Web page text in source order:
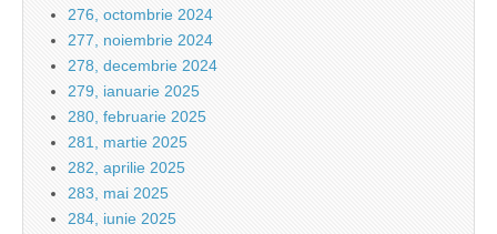
276, octombrie 2024
277, noiembrie 2024
278, decembrie 2024
279, ianuarie 2025
280, februarie 2025
281, martie 2025
282, aprilie 2025
283, mai 2025
284, iunie 2025